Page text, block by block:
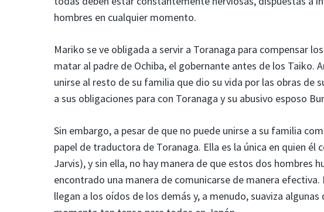
hombres en cualquier momento.
Mariko se ve obligada a servir a Toranaga para compensar
matar al padre de Ochiba, el gobernante antes de los Taiko.
unirse al resto de su familia que dio su vida por las obras de
a sus obligaciones para con Toranaga y su abusivo esposo
Sin embargo, a pesar de que no puede unirse a su familia
papel de traductora de Toranaga. Ella es la única en quien
Jarvis), y sin ella, no hay manera de que estos dos hombres
encontrado una manera de comunicarse de manera
llegan a los oídos de los demás y, a menudo, suaviza